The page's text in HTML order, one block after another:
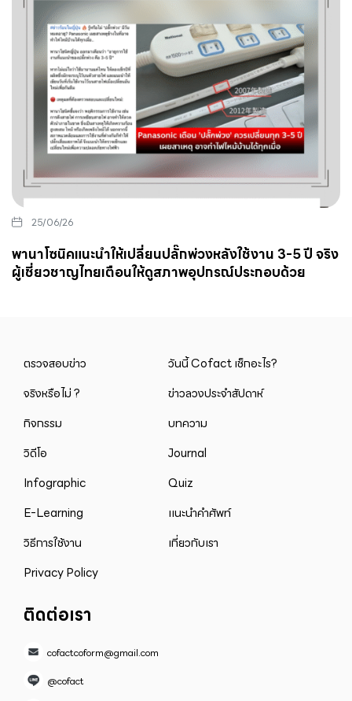
25/06/26
พานาโซนิคแนะนำให้เปลี่ยนปลั๊กพ่วงหลังใช้งาน 3-5 ปี จริง
ผู้เชี่ยวชาญไทยเตือนให้ดูสภาพอุปกรณ์ประกอบด้วย
ตรวจสอบข่าว
วันนี้ Cofact เช็กอะไร?
จริงหรือไม่ ?
ข่าวลวงประจำสัปดาห์
กิจกรรม
บทความ
วิดีโอ
Journal
Infographic
Quiz
E-Learning
แนะนำคำศัพท์
วิธีการใช้งาน
เกี่ยวกับเรา
Privacy Policy
ติดต่อเรา
cofactcoform@gmail.com
@cofact